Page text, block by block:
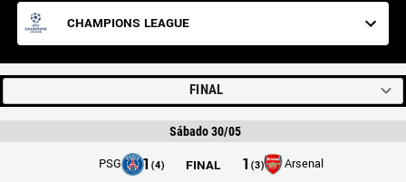
CHAMPIONS LEAGUE
FINAL
Sábado 30/05
PSG 1 (4) FINAL 1 (3) Arsenal